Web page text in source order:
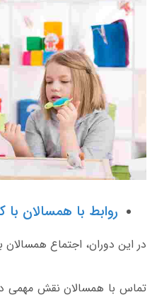
روابط با همسالان با کودک 6
در این دوران، اجتماع
تماس با همسالان نقش مهمی